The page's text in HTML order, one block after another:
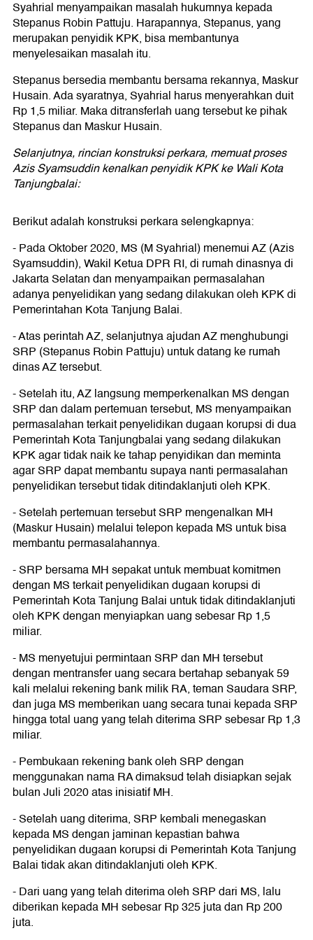
Syahrial menyampaikan masalah hukumnya kepada
Stepanus Robin Pattuju. Harapannya, Stepanus, yang
merupakan penyidik KPK, bisa membantunya
menyelesaikan masalah itu.
Stepanus bersedia membantu bersama rekannya, Maskur
Husain. Ada syaratnya, Syahrial harus menyerahkan duit
Rp 1,5 miliar. Maka ditransferlah uang tersebut ke pihak
Stepanus dan Maskur Husain.
Selanjutnya, rincian konstruksi perkara, memuat proses
Azis Syamsuddin kenalkan penyidik KPK ke Wali Kota
Tanjungbalai:
Berikut adalah konstruksi perkara selengkapnya:
- Pada Oktober 2020, MS (M Syahrial) menemui AZ (Azis
Syamsuddin), Wakil Ketua DPR RI, di rumah dinasnya di
Jakarta Selatan dan menyampaikan permasalahan
adanya penyelidikan yang sedang dilakukan oleh KPK di
Pemerintahan Kota Tanjung Balai.
- Atas perintah AZ, selanjutnya ajudan AZ menghubungi
SRP (Stepanus Robin Pattuju) untuk datang ke rumah
dinas AZ tersebut.
- Setelah itu, AZ langsung memperkenalkan MS dengan
SRP dan dalam pertemuan tersebut, MS menyampaikan
permasalahan terkait penyelidikan dugaan korupsi di dua
Pemerintah Kota Tanjungbalai yang sedang dilakukan
KPK agar tidak naik ke tahap penyidikan dan meminta
agar SRP dapat membantu supaya nanti permasalahan
penyelidikan tersebut tidak ditindaklanjuti oleh KPK.
- Setelah pertemuan tersebut SRP mengenalkan MH
(Maskur Husain) melalui telepon kepada MS untuk bisa
membantu permasalahannya.
- SRP bersama MH sepakat untuk membuat komitmen
dengan MS terkait penyelidikan dugaan korupsi di
Pemerintah Kota Tanjung Balai untuk tidak ditindaklanjuti
oleh KPK dengan menyiapkan uang sebesar Rp 1,5
miliar.
- MS menyetujui permintaan SRP dan MH tersebut
dengan mentransfer uang secara bertahap sebanyak 59
kali melalui rekening bank milik RA, teman Saudara SRP,
dan juga MS memberikan uang secara tunai kepada SRP
hingga total uang yang telah diterima SRP sebesar Rp 1,3
miliar.
- Pembukaan rekening bank oleh SRP dengan
menggunakan nama RA dimaksud telah disiapkan sejak
bulan Juli 2020 atas inisiatif MH.
- Setelah uang diterima, SRP kembali menegaskan
kepada MS dengan jaminan kepastian bahwa
penyelidikan dugaan korupsi di Pemerintah Kota Tanjung
Balai tidak akan ditindaklanjuti oleh KPK.
- Dari uang yang telah diterima oleh SRP dari MS, lalu
diberikan kepada MH sebesar Rp 325 juta dan Rp 200
juta.